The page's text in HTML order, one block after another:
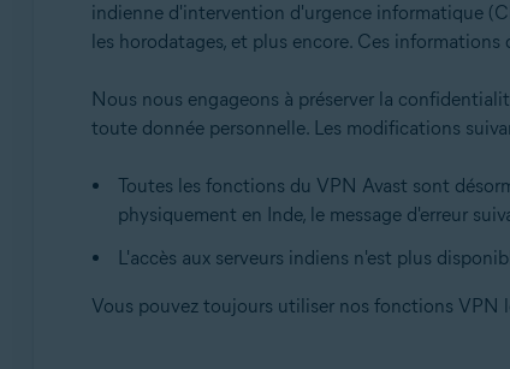
Produits:
VPN Avast SecureLine
Avast Mobile Security Premium
Avast Secure Browser PRO
Systèmes d'exploitation:
Windows, macOS, Android et iOS
indienne d'intervention d'urgence informatique
les horodatages, et plus encore. Ces
Nous nous engageons à préserver la
toute donnée personnelle. Les modifications
Toutes les fonctions du VPN Avast sont
physiquement en Inde, le message d'erreur
L'accès aux serveurs indiens n'est plus
Vous pouvez toujours utiliser nos fonctions VPN